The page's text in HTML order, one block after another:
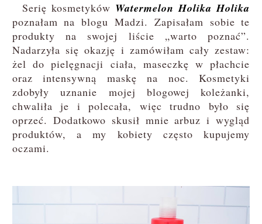
Serię kosmetyków Watermelon Holika Holika
poznałam na blogu Madzi. Zapisałam sobie te
produkty na swojej liście „warto poznać”.
Nadarzyła się okazję i zamówiłam cały zestaw:
żel do pielęgnacji ciała, maseczkę w płachcie
oraz intensywną maskę na noc. Kosmetyki
zdobyły uznanie mojej blogowej koleżanki,
chwaliła je i polecała, więc trudno było się
oprzeć. Dodatkowo skusił mnie arbuz i wygląd
produktów, a my kobiety często kupujemy
oczami.